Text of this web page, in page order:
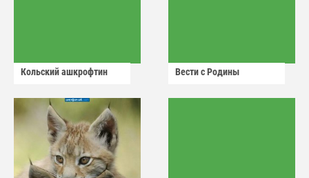
Кольский ашкрофтин Вести с Родины